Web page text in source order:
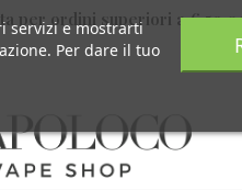
per ordini superiori a €
servizi e mostrarti
Per dare il tuo